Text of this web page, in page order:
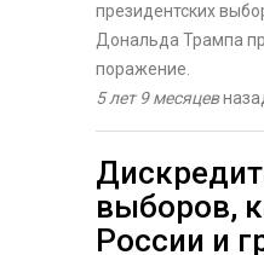
президентских
Дональда Трампа
поражение.
5 лет 9 месяцев
выборов,
России и